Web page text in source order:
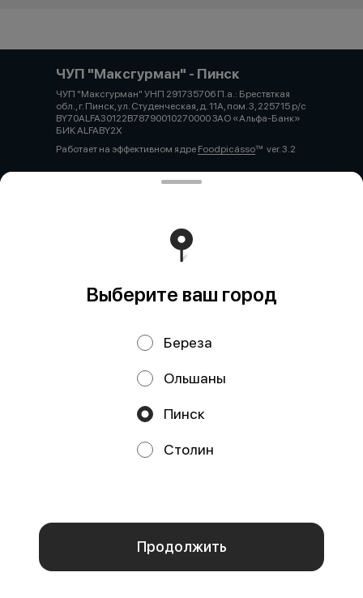
аналитических сервисов согласно нашейполитике
конфиденциальности
ЧУП "Максгурман" - Пинск
ЧУП "Максгурман" УНП 291735706 П.а.: Брествткая
обл., г. Пинск, ул. Студенческая, д. 11А, пом. 3, 225715 р/с
BY70ALFA30122B78790010270000 ЗАО «Альфа-Банк»
БИК ALFABY2X
Работает на эффективном ядре Foodpicássover. 3.2
Политика конфиденциальности
Публичная оферта
Выберите ваш город
Береза
Ольшаны
Пинск
Столин